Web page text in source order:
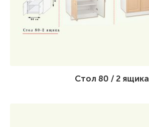
Стол 80 / 2 ящика